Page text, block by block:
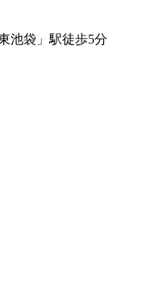
池袋」駅徒歩5分